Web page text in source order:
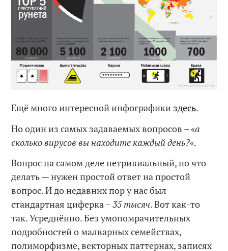
Ещё много интересной инфографики здесь.
Но один из самых задаваемых вопросов – «а
сколько вирусов вы находите каждый день?«.
Вопрос на самом деле нетривиальный, но что
делать — нужен простой ответ на простой
вопрос. И до недавних пор у нас был
стандартная циферка –35 тысяч. Вот как-то
так. Усреднённо. Без умопомрачительных
подробностей о малварных семействах,
полиморфизме, векторных паттернах, записях